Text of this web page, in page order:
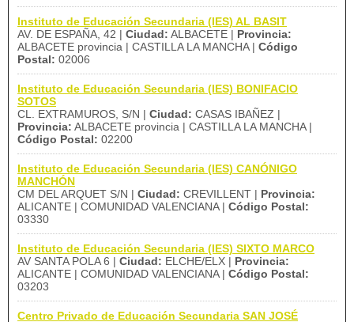
Instituto de Educación Secundaria (IES) AL BASIT
AV. DE ESPAÑA, 42 | Ciudad: ALBACETE | Provincia:
ALBACETE provincia | CASTILLA LA MANCHA | Código
Postal: 02006
Instituto de Educación Secundaria (IES) BONIFACIO
SOTOS
CL. EXTRAMUROS, S/N | Ciudad: CASAS IBAÑEZ |
Provincia: ALBACETE provincia | CASTILLA LA MANCHA |
Código Postal: 02200
Instituto de Educación Secundaria (IES) CANÓNIGO
MANCHÓN
CM DEL ARQUET S/N | Ciudad: CREVILLENT | Provincia:
ALICANTE | COMUNIDAD VALENCIANA | Código Postal:
03330
Instituto de Educación Secundaria (IES) SIXTO MARCO
AV SANTA POLA 6 | Ciudad: ELCHE/ELX | Provincia:
ALICANTE | COMUNIDAD VALENCIANA | Código Postal:
03203
Centro Privado de Educación Secundaria SAN JOSÉ